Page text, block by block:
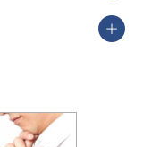
長野県
県
和歌山県
せる方法